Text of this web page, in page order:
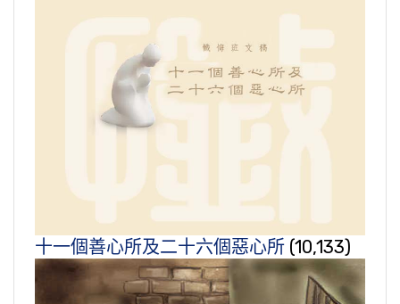
十一個善心所及二十六個惡心所 (10,133)